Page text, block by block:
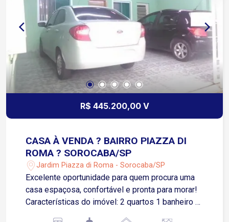
R$ 445.200,00 V
CASA À VENDA ? BAIRRO PIAZZA DI
ROMA ? SOROCABA/SP
Jardim Piazza di Roma - Sorocaba/SP
Excelente oportunidade para quem procura uma
casa espaçosa, confortável e pronta para morar!
Características do imóvel: 2 quartos 1 banheiro +